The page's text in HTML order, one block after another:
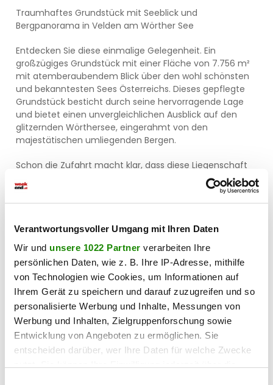
Verantwortungsvoller Umgang mit Ihren Daten
Wir und unsere 1022 Partner verarbeiten Ihre
persönlichen Daten, wie z. B. Ihre IP-Adresse, mithilfe
von Technologien wie Cookies, um Informationen auf
Ihrem Gerät zu speichern und darauf zuzugreifen und so
personalisierte Werbung und Inhalte, Messungen von
Werbung und Inhalten, Zielgruppenforschung sowie
Entwicklung von Angeboten zu ermöglichen. Sie
entscheiden darüber, wer Ihre Daten für welche Zwecke
Traumhaftes Grundstück mit Seeblick und
Bergpanorama in Velden am Wörther See
Entdecken Sie diese einmalige Gelegenheit. Ein
großzügiges Grundstück mit einer Fläche von 7.756 m²
mit atemberaubendem Blick über den wohl schönsten
und bekanntesten Sees Österreichs. Dieses gepflegte
Grundstück besticht durch seine hervorragende Lage
und bietet einen unvergleichlichen Ausblick auf den
glitzernden Wörthersee, eingerahmt von den
majestätischen umliegenden Bergen.
Schon die Zufahrt macht klar, dass diese Liegenschaft
etwas Besonderes ist. Man fährt über die mondäne
Zufahrt, durch den eigenen Baumbestand hinauf zu
einem außergewöhnlich großzügigen Grundstück in
Das Grundstück bietet unglaublich viele Möglichkeiten —
egal ob als exklusiver Wohnsitz oder für eine
hochwertige Neubebauung. Auch das bestehende
Wohnhaus präsentiert sich in einem sehr gepflegten
Zustand und bietet zusätzlich interessante
Ausbaureserven.
Insbesondere der zum Großteil ungenutzte
Baulandanteil in Höhe von ca. 3.700 m² eröffnet
zusätzliche Perspektiven.